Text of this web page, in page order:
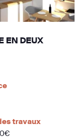
EN DEUX
travaux